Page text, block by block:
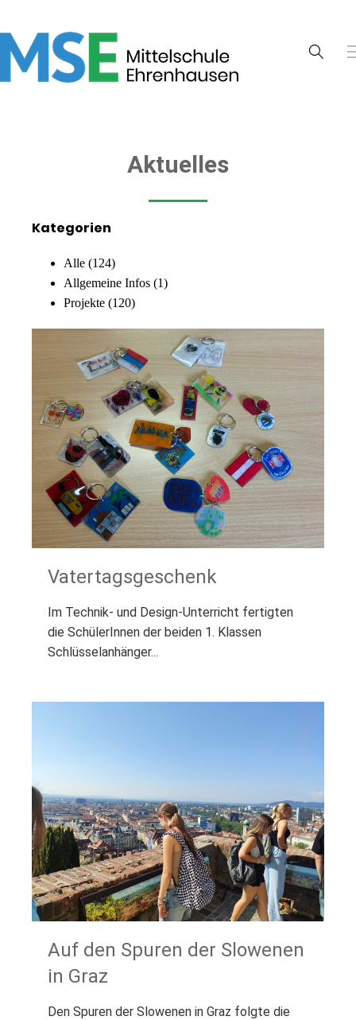
Aktuelles
Kategorien
Alle (124)
Allgemeine Infos (1)
Projekte (120)
Vatertagsgeschenk
Im Technik- und Design-Unterricht fertigten
die SchülerInnen der beiden 1. Klassen
Schlüsselanhänger...
Auf den Spuren der Slowenen
in Graz
Den Spuren der Slowenen in Graz folgte die